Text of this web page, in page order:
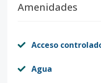
Amenidades
Acceso
Agua